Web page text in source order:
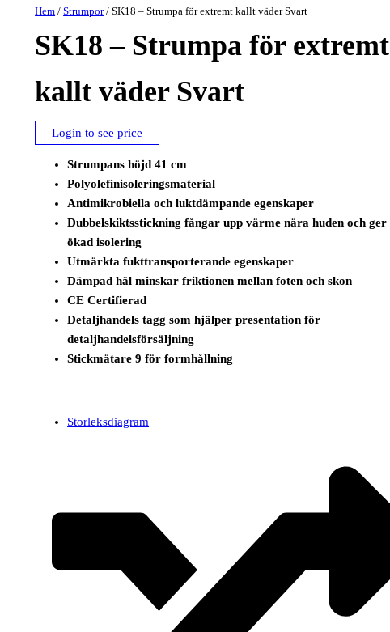
Hem /Strumpor/ SK18 – Strumpa för extremt kallt väder Svart
SK18 – Strumpa för extremt
kallt väder Svart
Login to see price
Strumpans höjd 41 cm
Polyolefinisoleringsmaterial
Antimikrobiella och luktdämpande egenskaper
Dubbelskiktsstickning fångar upp värme nära huden och ger
ökad isolering
Utmärkta fukttransporterande egenskaper
Dämpad häl minskar friktionen mellan foten och skon
CE Certifierad
Detaljhandels tagg som hjälper presentation för
detaljhandelsförsäljning
Stickmätare 9 för formhållning
Storleksdiagram